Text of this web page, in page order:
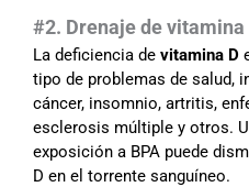
#2. Drenaje de vitamina
La deficiencia de vitamina D
tipo de problemas de salud,
cáncer, insomnio, artritis,
esclerosis múltiple y otros.
exposición a BPA puede
D en el torrente sanguíneo.